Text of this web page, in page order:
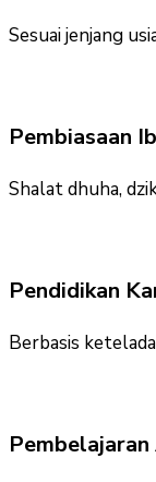
Sesuai jenjang
Pembiasaan
Shalat dhuha,
Pendidikan
Berbasis